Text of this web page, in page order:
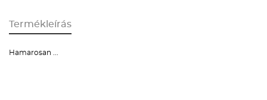
Termékleírás
Hamarosan ...